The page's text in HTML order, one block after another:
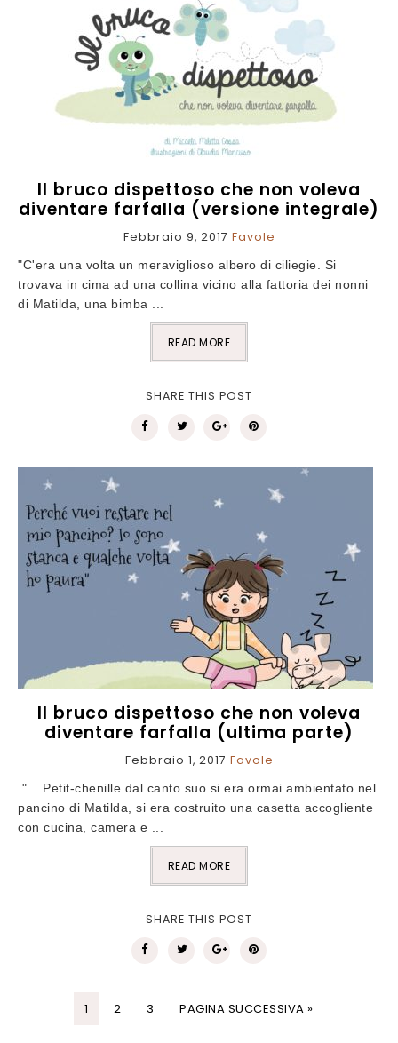
Il bruco dispettoso che non voleva
diventare farfalla (versione integrale)
Febbraio 9, 2017 Favole
"C'era una volta un meraviglioso albero di ciliegie. Si
trovava in cima ad una collina vicino alla fattoria dei nonni
di Matilda, una bimba ...
READ MORE
SHARE THIS POST
Il bruco dispettoso che non voleva
diventare farfalla (ultima parte)
Febbraio 1, 2017 Favole
"... Petit-chenille dal canto suo si era ormai ambientato nel
pancino di Matilda, si era costruito una casetta accogliente
con cucina, camera e ...
READ MORE
SHARE THIS POST
1 2 3 PAGINA SUCCESSIVA »